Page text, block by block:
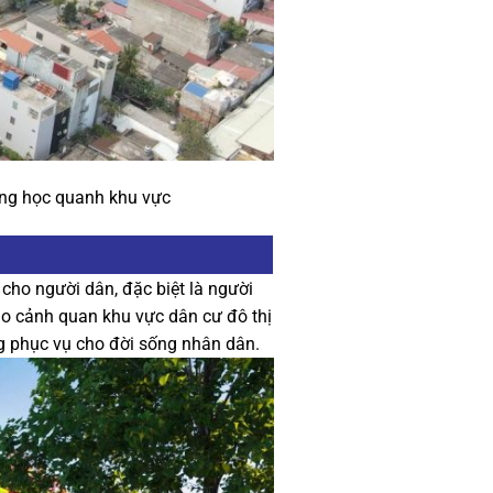
học quanh khu vực
người dân, đặc biệt là người
cảnh quan khu vực dân cư đô thị
vụ cho đời sống nhân dân.